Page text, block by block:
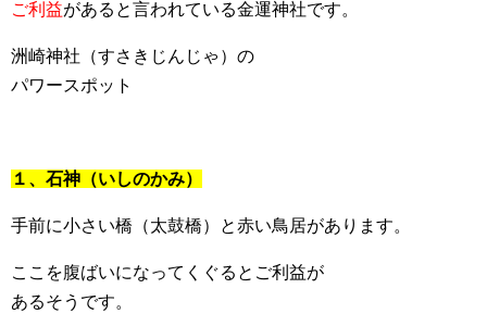
ご利益があると言われている金運神社です。
洲崎神社（すさきじんじゃ）の
パワースポット
１、石神（いしのかみ）
手前に小さい橋（太鼓橋）と赤い鳥居があります。
ここを腹ばいになってくぐるとご利益が
あるそうです。